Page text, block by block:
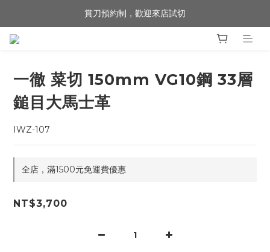
歡迎來到 包丁職人
賞刀預約制，歡迎來店試切
一徹 菜切 150mm VG10鋼 33層
鎚目大馬士革
IWZ-107
全店，滿1500元免運費優惠
NT$3,700